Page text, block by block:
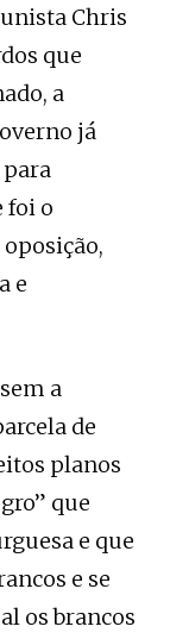
Chris
que
a
já
foi o
e
a
de
planos
que
e que
e se
os brancos